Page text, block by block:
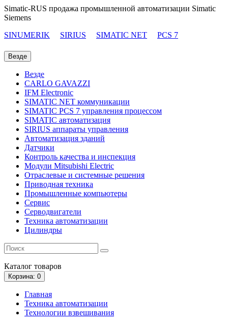
Simatic-RUS продажа промышленной автоматизации Simatic
Siemens
SINUMERIK
SIRIUS SIMATIC NET PCS 7
Везде
Везде
CARLO GAVAZZI
IFM Electronic
SIMATIC NET коммуникации
SIMATIC PCS 7 управления процессом
SIMATIC автоматизация
SIRIUS аппараты управления
Автоматизация зданий
Датчики
Контроль качества и инспекция
Модули Mitsubishi Electric
Отраслевые и системные решения
Приводная техника
Промышленные компьютеры
Сервис
Серводвигатели
Техника автоматизации
Цилиндры
Каталог товаров
Корзина: 0
Главная
Техника автоматизации
Технологии взвешивания